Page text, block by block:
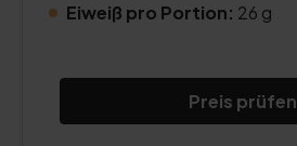
Eiweiß pro Portion: 26 g
Preis prüfen